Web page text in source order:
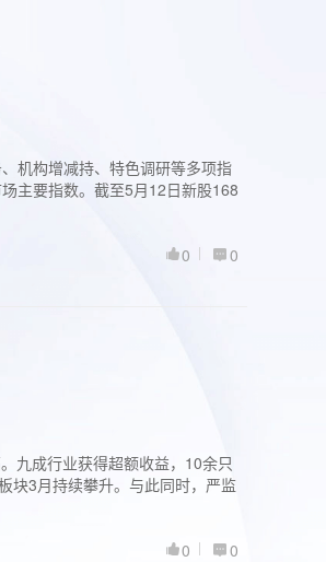
机构增减持、特色调研等多项指
主要指数。截至5月12日新股168
0
0
九成行业获得超额收益，10余只
块3月持续攀升。与此同时，严监
0
0